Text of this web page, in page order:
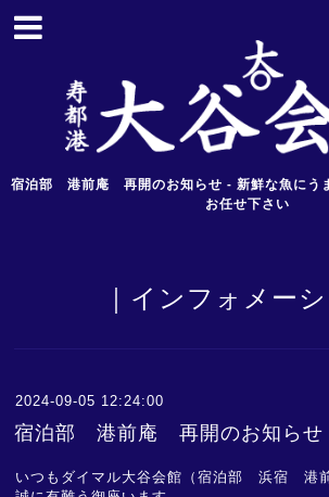
宿泊部 港前庵 再開のお知らせ - 新鮮な魚にう
お任せ下さい
｜インフォメー
2024-09-05 12:24:00
宿泊部 港前庵 再開のお知らせ
いつもダイマル大谷会館（宿泊部 浜宿 港